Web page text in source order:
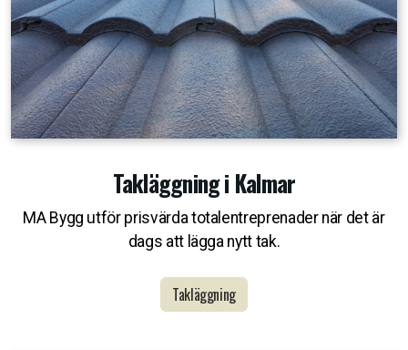
Takläggning i Kalmar
MA Bygg utför prisvärda totalentreprenader när det är
dags att lägga nytt tak.
Takläggning